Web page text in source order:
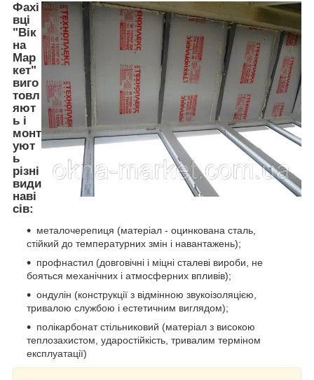
Фахі
вці
"Вік
на
Мар
кет"
виго
товл
яют
ь і
монт
уют
ь
різні
види
наві
сів:
металочерепиця (матеріал - оцинкована сталь,
стійкий до температурних змін і навантажень);
профнастил (довговічні і міцні сталеві вироби, не
бояться механічних і атмосферних впливів);
ондулін (конструкції з відмінною звукоізоляцією,
тривалою службою і естетичним виглядом);
полікарбонат стільниковий (матеріал з високою
теплозахистом, ударостійкість, тривалим терміном
експлуатації)